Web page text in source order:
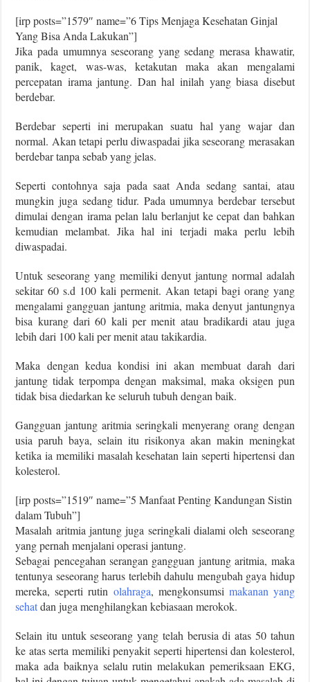
[irp posts=”1579″ name=”6 Tips Menjaga Kesehatan Ginjal
Yang Bisa Anda Lakukan”]
Jika pada umumnya seseorang yang sedang merasa khawatir,
panik, kaget, was-was, ketakutan maka akan mengalami
percepatan irama jantung. Dan hal inilah yang biasa disebut
berdebar.
Berdebar seperti ini merupakan suatu hal yang wajar dan
normal. Akan tetapi perlu diwaspadai jika seseorang merasakan
berdebar tanpa sebab yang jelas.
Seperti contohnya saja pada saat Anda sedang santai, atau
mungkin juga sedang tidur. Pada umumnya berdebar tersebut
dimulai dengan irama pelan lalu berlanjut ke cepat dan bahkan
kemudian melambat. Jika hal ini terjadi maka perlu lebih
diwaspadai.
Untuk seseorang yang memiliki denyut jantung normal adalah
sekitar 60 s.d 100 kali permenit. Akan tetapi bagi orang yang
mengalami gangguan jantung aritmia, maka denyut jantungnya
bisa kurang dari 60 kali per menit atau bradikardi atau juga
lebih dari 100 kali per menit atau takikardia.
Maka dengan kedua kondisi ini akan membuat darah dari
jantung tidak terpompa dengan maksimal, maka oksigen pun
tidak bisa diedarkan ke seluruh tubuh dengan baik.
Gangguan jantung aritmia seringkali menyerang orang dengan
usia paruh baya, selain itu risikonya akan makin meningkat
ketika ia memiliki masalah kesehatan lain seperti hipertensi dan
kolesterol.
[irp posts=”1519″ name=”5 Manfaat Penting Kandungan Sistin
dalam Tubuh”]
Masalah aritmia jantung juga seringkali dialami oleh seseorang
yang pernah menjalani operasi jantung.
Sebagai pencegahan serangan gangguan jantung aritmia, maka
tentunya seseorang harus terlebih dahulu mengubah gaya hidup
mereka, seperti rutin olahraga, mengkonsumsi makanan yang
sehatdan juga menghilangkan kebiasaan merokok.
Selain itu untuk seseorang yang telah berusia di atas 50 tahun
ke atas serta memiliki penyakit seperti hipertensi dan kolesterol,
maka ada baiknya selalu rutin melakukan pemeriksaan EKG,